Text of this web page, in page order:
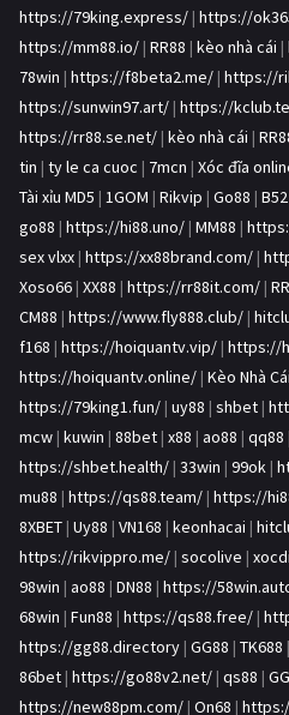
https://79king.express/ | https://
https://mm88.io/ | RR88 | kèo nhà cái |
78win | https://f8beta2.me/ | https://
https://sunwin97.art/ | https://
https://rr88.se.net/ | kèo nhà cái |
tin | ty le ca cuoc | 7mcn | Xóc đĩa
Tài xỉu MD5 | 1GOM | Rikvip | Go88 |
go88 | https://hi88.uno/ | MM88 |
sex vlxx | https://xx88brand.com/ |
Xoso66 | XX88 | https://rr88it.com/ |
CM88 | https://www.fly888.club/ |
f168 | https://hoiquantv.vip/ | https://
https://hoiquantv.online/ | Kèo Nhà Cái
https://79king1.fun/ | uy88 | shbet |
mcw | kuwin | 88bet | x88 | ao88 | qq88
https://shbet.health/ | 33win | 99ok |
mu88 | https://qs88.team/ | https://
8XBET | Uy88 | VN168 | keonhacai |
https://rikvippro.me/ | socolive |
98win | ao88 | DN88 | https://
68win | Fun88 | https://qs88.free/ |
https://gg88.directory | GG88 | TK688 |
86bet | https://go88v2.net/ | qs88 |
https://new88pm.com/ | On68 |